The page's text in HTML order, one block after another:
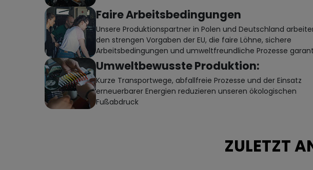
Faire Arbeitsbedingungen
Unsere Produktionspartner in Polen und Deutschland
den strengen Vorgaben der EU, die faire Löhne, sichere
Arbeitsbedingungen und umweltfreundliche Prozesse
Umweltbewusste Produktion:
Kurze Transportwege, abfallfreie Prozesse und der Einsatz
erneuerbarer Energien reduzieren unseren ökologischen
Fußabdruck
ZULETZT